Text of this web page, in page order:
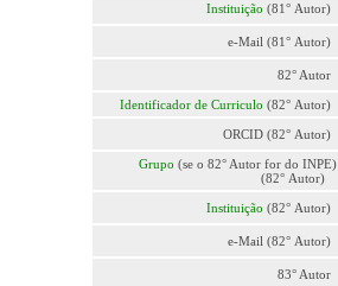
Instituição (81° Autor)
e-Mail (81° Autor)
82° Autor
Identificador de Curriculo (82° Autor)
ORCID (82° Autor)
Grupo (se o 82° Autor for do INPE)
(82° Autor)
Instituição (82° Autor)
e-Mail (82° Autor)
83° Autor